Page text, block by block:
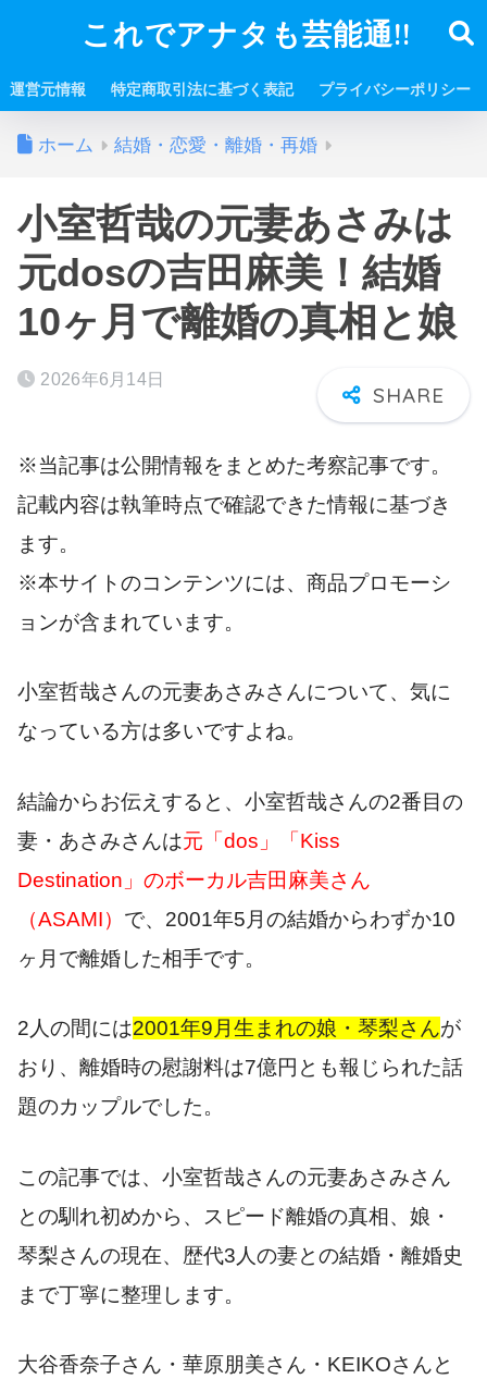
これでアナタも芸能通!!
運営元情報 特定商取引法に基づく表記 プライバシーポリシー
ホーム 結婚・恋愛・離婚・再婚
小室哲哉の元妻あさみは
元dosの吉田麻美！結婚
10ヶ月で離婚の真相と娘
2026年6月14日
※当記事は公開情報をまとめた考察記事です。
記載内容は執筆時点で確認できた情報に基づき
ます。
※本サイトのコンテンツには、商品プロモーシ
ョンが含まれています。
小室哲哉さんの元妻あさみさんについて、気に
なっている方は多いですよね。
結論からお伝えすると、小室哲哉さんの2番目の
妻・あさみさんは元「dos」「Kiss
Destination」のボーカル吉田麻美さん
（ASAMI） で、2001年5月の結婚からわずか10
ヶ月で離婚した相手です。
2人の間には2001年9月生まれの娘・琴梨さんが
おり、離婚時の慰謝料は7億円とも報じられた話
題のカップルでした。
この記事では、小室哲哉さんの元妻あさみさん
との馴れ初めから、スピード離婚の真相、娘・
琴梨さんの現在、歴代3人の妻との結婚・離婚史
まで丁寧に整理します。
大谷香奈子さん・華原朋美さん・KEIKOさんと